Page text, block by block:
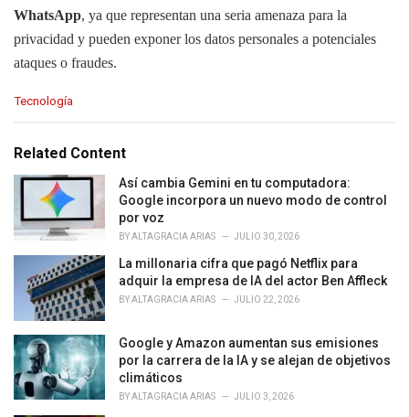
WhatsApp, ya que representan una seria amenaza para la
privacidad y pueden exponer los datos personales a potenciales
ataques o fraudes.
C
e
e
Tecnología
Related Content
Así cambia Gemini en tu computadora:
Google incorpora un nuevo modo de control
por voz
BYALTAGRACIA ARIAS JULIO 30, 2026
La millonaria cifra que pagó Netflix para
adquir la empresa de IA del actor Ben Affleck
BYALTAGRACIA ARIAS JULIO 22, 2026
Google y Amazon aumentan sus emisiones
por la carrera de la IA y se alejan de objetivos
climáticos
BYALTAGRACIA ARIAS JULIO 3, 2026